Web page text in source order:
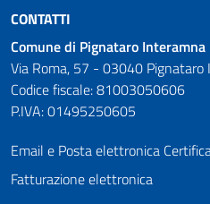
CONTATTI
Comune di Pignataro Interamna
Via Roma, 57 - 03040 Pignataro
Codice fiscale: 81003050606
P.IVA: 01495250605
Email e Posta elettronica
Fatturazione elettronica